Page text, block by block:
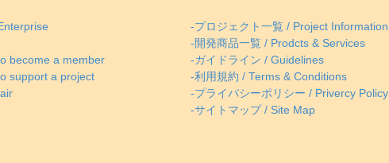
-プロジェクト一覧 / Project Information
-開発商品一覧 / Prodcts & Services
become a member
-ガイドライン / Guidelines
support a project
-利用規約 / Terms & Conditions
-プライバシーポリシー / Privercy Policy
-サイトマップ / Site Map